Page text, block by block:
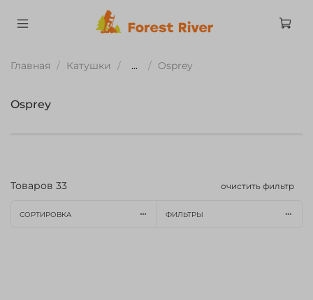
Главная Катушки ... Osprey
Osprey
Товаров 33 очистить фильтр
СОРТИРОВКА ФИЛЬТРЫ